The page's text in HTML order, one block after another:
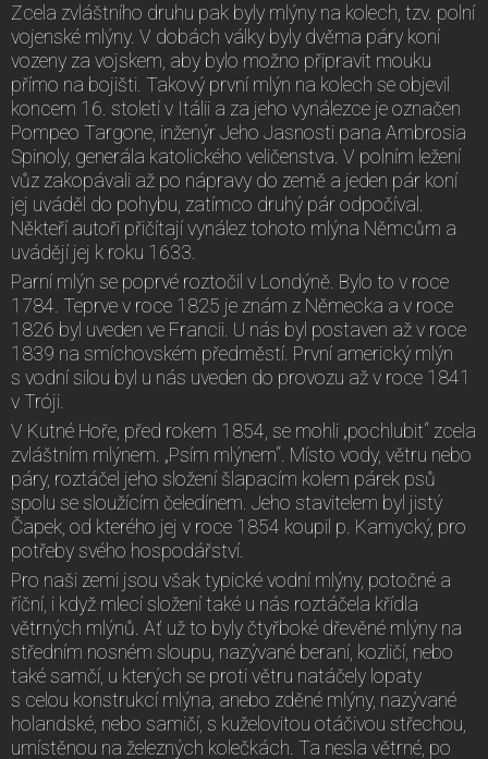
Zcela zvláštního druhu pak byly mlýny na kolech, tzv. polní
vojenské mlýny. V dobách války byly dvěma páry koní
vozeny za vojskem, aby bylo možno připravit mouku
přímo na bojišti. Takový první mlýn na kolech se objevil
koncem 16. století v Itálii a za jeho vynálezce je označen
Pompeo Targone, inženýr Jeho Jasnosti pana Ambrosia
Spinoly, generála katolického veličenstva. V polním ležení
vůz zakopávali až po nápravy do země a jeden pár koní
jej uváděl do pohybu, zatímco druhý pár odpočíval.
Někteří autoři přičítají vynález tohoto mlýna Němcům a
uvádějí jej k roku 1633.
Parní mlýn se poprvé roztočil v Londýně. Bylo to v roce
1784. Teprve v roce 1825 je znám z Německa a v roce
1826 byl uveden ve Francii. U nás byl postaven až v roce
1839 na smíchovském předměstí. První americký mlýn
s vodní silou byl u nás uveden do provozu až v roce 1841
v Tróji.
V Kutné Hoře, před rokem 1854, se mohli „pochlubit“ zcela
zvláštním mlýnem. „Psím mlýnem“. Místo vody, větru nebo
páry, roztáčel jeho složení šlapacím kolem párek psů
spolu se sloužícím čeledínem. Jeho stavitelem byl jistý
Čapek, od kterého jej v roce 1854 koupil p. Kamycký, pro
potřeby svého hospodářství.
Pro naši zemi jsou však typické vodní mlýny, potočné a
říční, i když mlecí složení také u nás roztáčela křídla
větrných mlýnů. Ať už to byly čtyřboké dřevěné mlýny na
středním nosném sloupu, nazývané beraní, kozličí, nebo
také samčí, u kterých se proti větru natáčely lopaty
s celou konstrukcí mlýna, anebo zděné mlýny, nazývané
holandské, nebo samičí, s kuželovitou otáčivou střechou,
umístěnou na železných kolečkách. Ta nesla větrné, po